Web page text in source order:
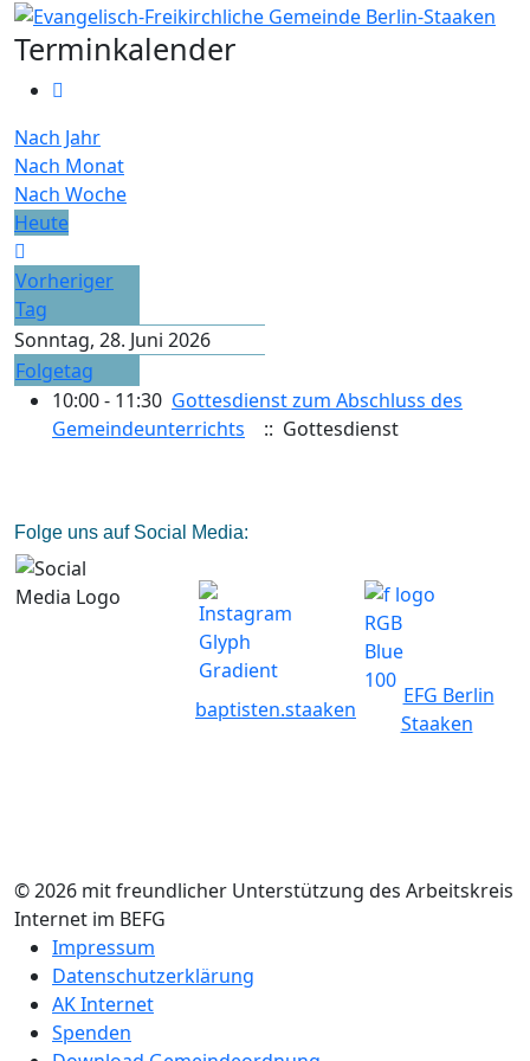
Terminkalender
Nach Jahr
Nach Monat
Nach Woche
Heute
Vorheriger
Tag
Sonntag, 28. Juni 2026
Folgetag
10:00 - 11:30 Gottesdienst zum Abschluss des
Gemeindeunterrichts
:: Gottesdienst
Folge uns auf Social Media:
baptisten.staaken
EFG Berlin
Staaken
© 2026 mit freundlicher Unterstützung des Arbeitskreis
Internet im BEFG
Impressum
Datenschutzerklärung
AK Internet
Spenden